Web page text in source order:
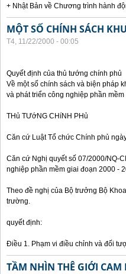
+ Nhật Bản về Chương trình hành
MỘT SỐ CHÍNH SÁCH
T4, 11/22/2000 - 00:05
Quyết định của thủ tướng chính phủ
Về một số chính sách và biện pháp
và phát triển công nghiệp phần mềm
THủ TƯớNG CHíNH PHủ
Căn cứ Luật Tổ chức Chính phủ
Căn cứ Nghị quyết số 07/2000/NQ-
nghiệp phần mềm giai đoạn 2000 -
Theo đề nghị của Bộ trưởng Bộ
trường.
quyết định:
Điều 1. Phạm vi điều chỉnh và đối
TẦM NHÌN THÊ GIỚI CAM